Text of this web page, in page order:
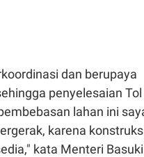
dan berupaya
penyelesaian Tol
lahan ini
karena
kata Menteri